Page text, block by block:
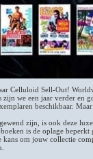
Celluloid Sell-Out!
we een jaar verder en
beschikbaar.
zijn, is ook deze
is de oplage
kans om jouw collectie